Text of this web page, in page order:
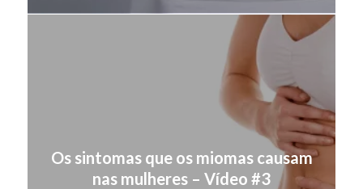
Os sintomas que os miomas causam
nas mulheres – Vídeo #3